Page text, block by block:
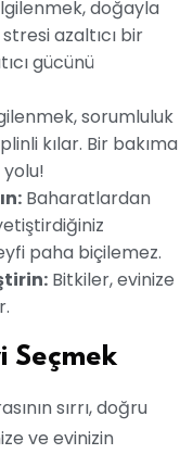
doğayla
azaltıcı bir
gücünü
sorumluluk
kılar. Bir bakıma
Baharatlardan
paha biçilemez.
Bitkiler, evinize
Seçmek
sırrı, doğru
ve evinizin